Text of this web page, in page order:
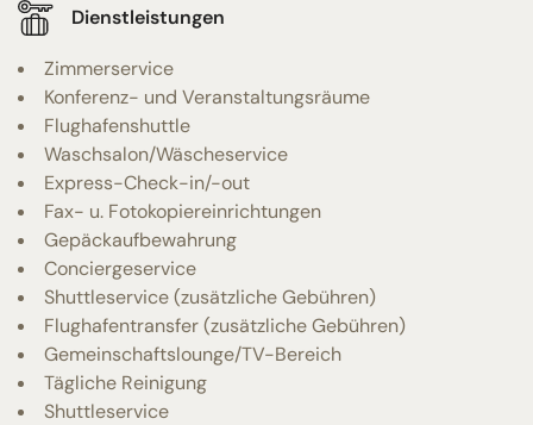
Dienstleistungen
Zimmerservice
Konferenz- und Veranstaltungsräume
Flughafenshuttle
Waschsalon/Wäscheservice
Express-Check-in/-out
Fax- u. Fotokopiereinrichtungen
Gepäckaufbewahrung
Conciergeservice
Shuttleservice (zusätzliche Gebühren)
Flughafentransfer (zusätzliche Gebühren)
Gemeinschaftslounge/TV-Bereich
Tägliche Reinigung
Shuttleservice